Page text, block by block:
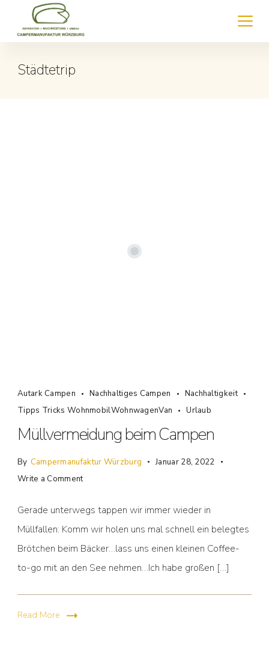
Städtetrip
Autark Campen Nachhaltiges Campen
Nachhaltigkeit
Tipps Tricks WohnmobilWohnwagenVan
Urlaub
Müllvermeidung beim Campen
By Campermanufaktur Würzburg
Januar 28, 2022
Write a Comment
Gerade unterwegs tappen wir immer wieder in
Müllfallen: Komm wir holen uns mal schnell ein belegtes
Brötchen beim Bäcker…lass uns einen kleinen Coffee-
to-go mit an den See nehmen…Ich habe großen […]
Read More